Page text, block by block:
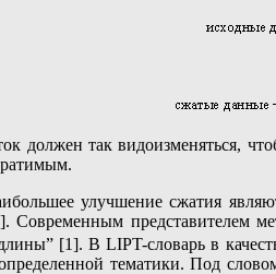
должен так видоизменяться,
улучшение сжатия
Современным представителем
[1]. В LIPT-словарь в
тематики. Под